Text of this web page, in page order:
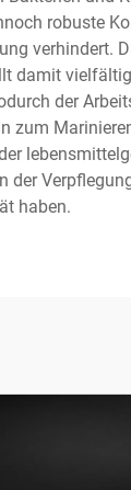
robuste
verhindert.
damit
der
haben.